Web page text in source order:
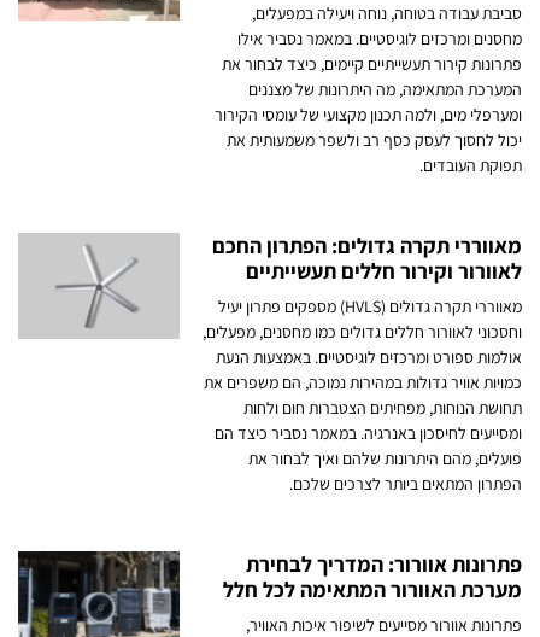
סביבת עבודה בטוחה, נוחה ויעילה במפעלים,
מחסנים ומרכזים לוגיסטיים. במאמר נסביר אילו
פתרונות קירור תעשייתיים קיימים, כיצד לבחור את
המערכת המתאימה, מה היתרונות של מצננים
ומערפלי מים, ולמה תכנון מקצועי של עומסי הקירור
יכול לחסוך לעסק כסף רב ולשפר משמעותית את
תפוקת העובדים.
מאווררי תקרה גדולים: הפתרון החכם
לאוורור וקירור חללים תעשייתיים
מאווררי תקרה גדולים (HVLS) מספקים פתרון יעיל
וחסכוני לאוורור חללים גדולים כמו מחסנים, מפעלים,
אולמות ספורט ומרכזים לוגיסטיים. באמצעות הנעת
כמויות אוויר גדולות במהירות נמוכה, הם משפרים את
תחושת הנוחות, מפחיתים הצטברות חום ולחות
ומסייעים לחיסכון באנרגיה. במאמר נסביר כיצד הם
פועלים, מהם היתרונות שלהם ואיך לבחור את
הפתרון המתאים ביותר לצרכים שלכם.
פתרונות אוורור: המדריך לבחירת
מערכת האוורור המתאימה לכל חלל
פתרונות אוורור מסייעים לשיפור איכות האוויר,